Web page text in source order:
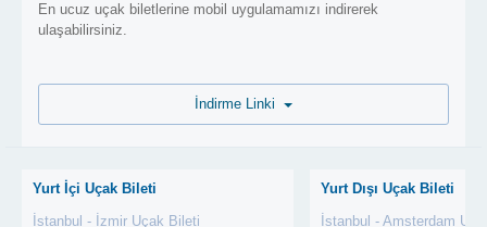
En ucuz uçak biletlerine mobil uygulamamızı indirerek
ulaşabilirsiniz.
Yurt İçi Uçak Bileti
İstanbul - İzmir Uçak Bileti
Yurt Dışı Uçak Bileti
İstanbul - Amsterdam